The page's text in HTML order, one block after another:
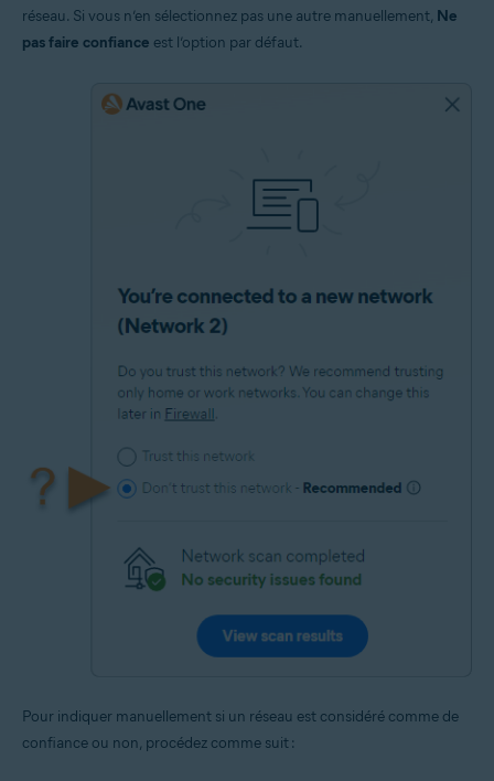
réseau. Si vous n’en sélectionnez pas une autre manuellement, Ne
pas faire confiance est l’option par défaut.
Pour indiquer manuellement si un réseau est considéré comme de
confiance ou non, procédez comme suit :